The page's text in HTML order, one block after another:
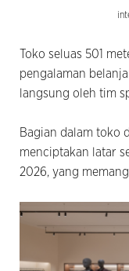
Toko seluas 501
pengalaman
langsung oleh tim
Bagian dalam toko
menciptakan latar
2026, yang